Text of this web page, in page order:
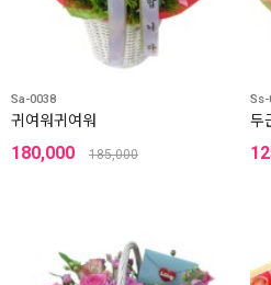
Sa-0038
귀여워귀여워
180,000 185,000
Ss-
두